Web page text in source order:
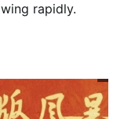
rapidly.